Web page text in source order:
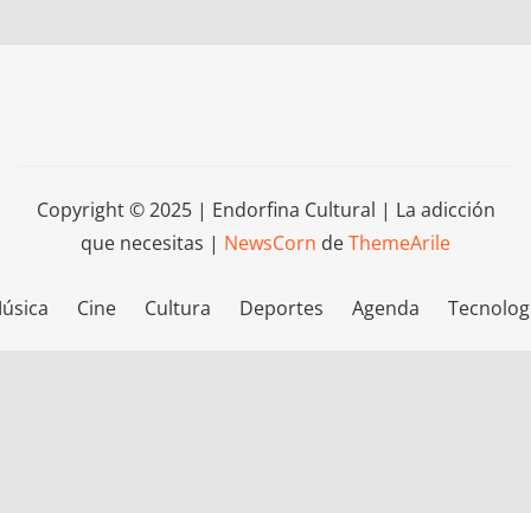
Copyright © 2025 | Endorfina Cultural | La adicción
que necesitas | NewsCorn deThemeArile
Cine Cultura Deportes Agenda